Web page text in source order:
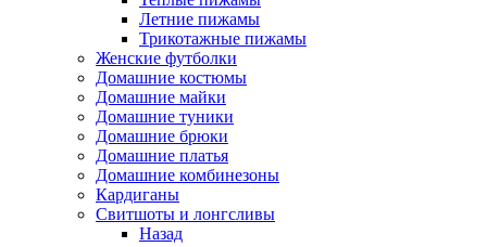
Летние пижамы
Трикотажные пижамы
Женские футболки
Домашние костюмы
Домашние майки
Домашние туники
Домашние брюки
Домашние платья
Домашние комбинезоны
Кардиганы
Свитшоты и лонгсливы
Назад